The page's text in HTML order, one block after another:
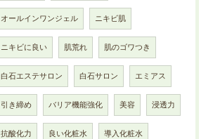
オールインワンジェル ニキビ肌
ニキビに良い 肌荒れ 肌のゴワつき
白石エステサロン 白石サロン エミアス
引き締め バリア機能強化 美容 浸透力
抗酸化力 良い化粧水 導入化粧水